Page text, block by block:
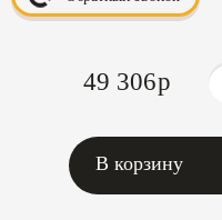
49 306p
В корзину